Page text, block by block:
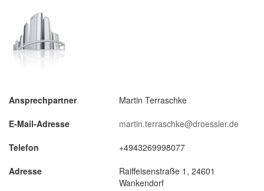
Ansprechpartner
E-Mail-Adresse
Telefon
Adresse
Martin Terraschke
martin.terraschke@droessler.de
+4943269998077
Raiffeisenstraße 1, 24601
Wankendorf